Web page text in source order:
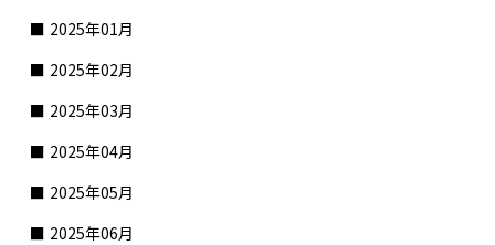
2025年01月
2025年02月
2025年03月
2025年04月
2025年05月
2025年06月